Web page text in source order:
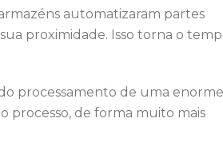
automatizaram partes
proximidade. Isso torna o
processamento de uma enorme
processo, de forma muito mais